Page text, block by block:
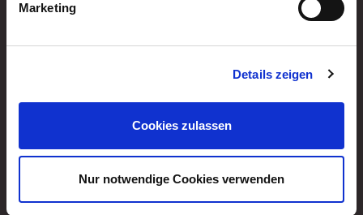
Marketing
Details zeigen
Cookies zulassen
Nur notwendige Cookies verwenden
Katalog
Download